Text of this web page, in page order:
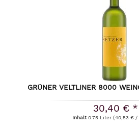
GRÜNER VELTLINER 8000
30,40 € *
Inhalt0.75 Liter (40,53 € /